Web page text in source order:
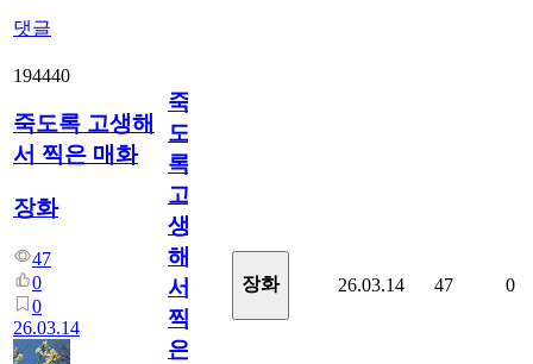
댓글
194440
죽도록 고생해
서 찍은 매화
장화
47
0
0
26.03.14
죽
도
록
고
생
해
서
찍
은
장화 26.03.14 47 0